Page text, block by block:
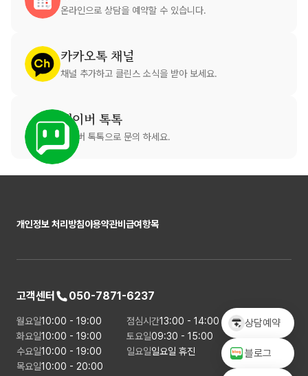
온라인으로 상담을 예약할 수 있습니다.
카카오톡 채널
채널 추가하고 클린스 소식을 받아 보세요.
네이버 톡톡
네이버 톡톡으로 문의 하세요.
개인정보 처리방침이용약관비급여항목
고객센터 050-7871-6237
월요일10:00 - 19:00
화요일10:00 - 19:00
수요일10:00 - 19:00
목요일10:00 - 20:00
점심시간13:00 - 14:00
토요일09:30 - 15:00
일요일일요일 휴진
상담예약
블로그